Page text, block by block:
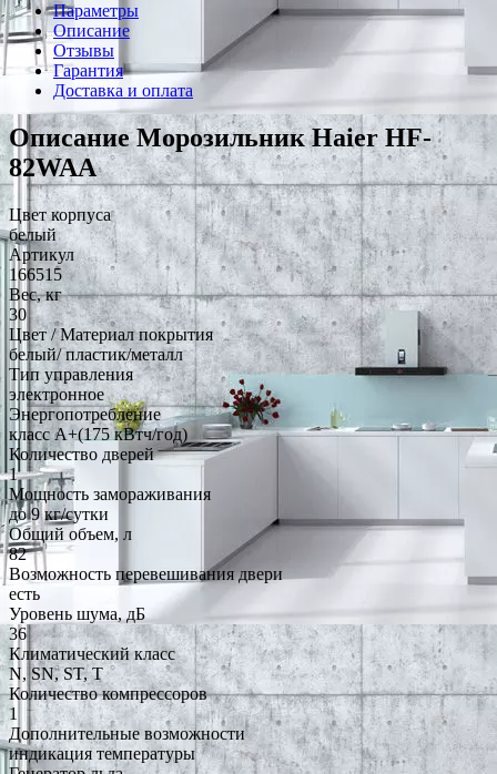
Параметры
Описание
Отзывы
Гарантия
Доставка и оплата
Описание Морозильник Haier HF-
82WAA
Цвет корпуса
белый
Артикул
166515
Вес, кг
30
Цвет / Материал покрытия
белый/ пластик/металл
Тип управления
электронное
Энергопотребление
класс A+(175 кВтч/год)
Количество дверей
1
Мощность замораживания
до 9 кг/cутки
Общий объем, л
82
Возможность перевешивания двери
есть
Уровень шума, дБ
36
Климатический класс
N, SN, ST, T
Количество компрессоров
1
Дополнительные возможности
индикация температуры